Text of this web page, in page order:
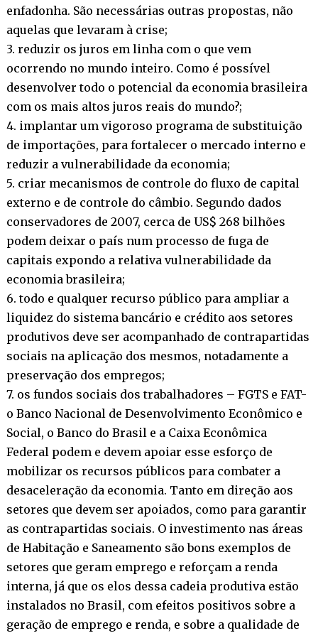
enfadonha. São necessárias outras propostas, não
aquelas que levaram à crise;
3. reduzir os juros em linha com o que vem
ocorrendo no mundo inteiro. Como é possível
desenvolver todo o potencial da economia brasileira
com os mais altos juros reais do mundo?;
4. implantar um vigoroso programa de substituição
de importações, para fortalecer o mercado interno e
reduzir a vulnerabilidade da economia;
5. criar mecanismos de controle do fluxo de capital
externo e de controle do câmbio. Segundo dados
conservadores de 2007, cerca de US$ 268 bilhões
podem deixar o país num processo de fuga de
capitais expondo a relativa vulnerabilidade da
economia brasileira;
6. todo e qualquer recurso público para ampliar a
liquidez do sistema bancário e crédito aos setores
produtivos deve ser acompanhado de contrapartidas
sociais na aplicação dos mesmos, notadamente a
preservação dos empregos;
7. os fundos sociais dos trabalhadores – FGTS e FAT-
o Banco Nacional de Desenvolvimento Econômico e
Social, o Banco do Brasil e a Caixa Econômica
Federal podem e devem apoiar esse esforço de
mobilizar os recursos públicos para combater a
desaceleração da economia. Tanto em direção aos
setores que devem ser apoiados, como para garantir
as contrapartidas sociais. O investimento nas áreas
de Habitação e Saneamento são bons exemplos de
setores que geram emprego e reforçam a renda
interna, já que os elos dessa cadeia produtiva estão
instalados no Brasil, com efeitos positivos sobre a
geração de emprego e renda, e sobre a qualidade de